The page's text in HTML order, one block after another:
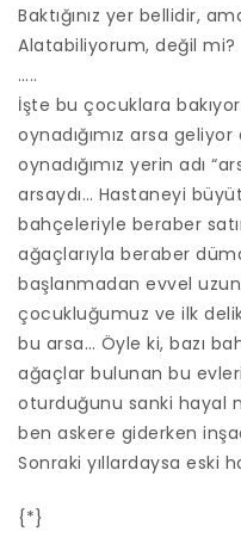
Baktığınız yer bellidir,
Alatabiliyorum, değil mi?
…..
İşte bu çocuklara
oynadığımız arsa
oynadığımız yerin adı
arsaydı… Hastaneyi
bahçeleriyle beraber
ağaçlarıyla beraber
başlanmadan evvel
çocukluğumuz ve ilk
bu arsa… Öyle ki, bazı
ağaçlar bulunan bu
oturduğunu sanki hayal
ben askere giderken
Sonraki yıllardaysa eski
{*}